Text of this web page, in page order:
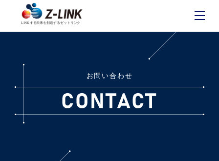
LINKする未来を創造するゼットリンク
お問い合わせ